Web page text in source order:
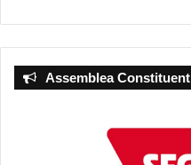
Assemblea Constituent